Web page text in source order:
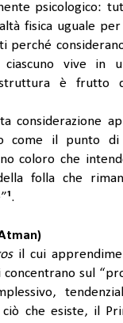
psicologico:
fisica uguale
perché
ciascuno vive in
è frutto
considerazione
come il punto
coloro che
folla che
¹.
il cui
concentrano sul
che esiste, il